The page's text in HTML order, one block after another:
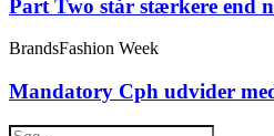
Part Two står stærkere end
BrandsFashion Week
Mandatory Cph udvider